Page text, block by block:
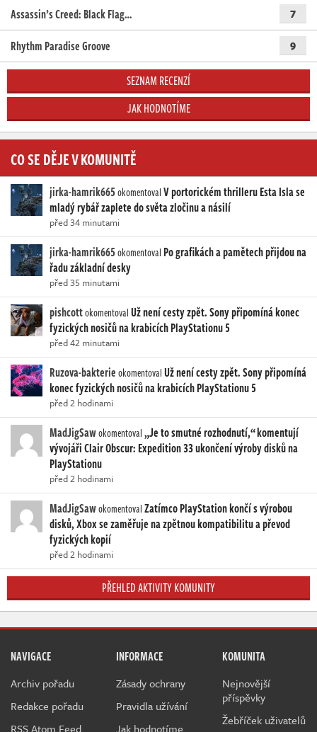
Assassin’s Creed: Black Flag… 7
Rhythm Paradise Groove 9
SEZNAM RECENZÍ
JAK HODNOTÍME
CO SE DĚJE V KOMUNITĚ
jirka-hamrik665okomentovalV portorickém thrilleru Esta Isla se
mladý rybář zaplete do světa zločinu a násilí
před 34 minutami
jirka-hamrik665okomentoval Po grafikách a pamětech přijdou na
řadu základní desky
před 35 minutami
pishcottokomentovalUž není cesty zpět. Sony připomíná konec
fyzických nosičů na krabicích PlayStationu 5
před 42 minutami
Ruzova-bakterieokomentovalUž není cesty zpět. Sony připomíná
konec fyzických nosičů na krabicích PlayStationu 5
před 2 hodinami
MadJigSawokomentoval„Je to smutné rozhodnutí,“ komentují
vývojáři Clair Obscur: Expedition 33 ukončení výroby disků na
PlayStationu
před 2 hodinami
MadJigSawokomentovalZatímco PlayStation končí s výrobou
disků, Xbox se zaměřuje na zpětnou kompatibilitu a převod
fyzických kopií
před 2 hodinami
PŘEHLED AKTIVITY KOMUNITY
NAVIGACE
Archiv pořadu
Redakce pořadu
RSS Atom Feed
INFORMACE
Zásady ochrany
Pravidla užívání
Jak hodnotíme
KOMUNITA
Nejnovější
příspěvky
Žebříček uživatelů